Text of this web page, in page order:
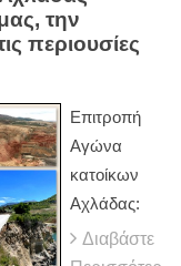
την
περιουσίες
Eπιτροπή
Αγώνα
κατοίκων
Αχλάδας:
Διαβάστε